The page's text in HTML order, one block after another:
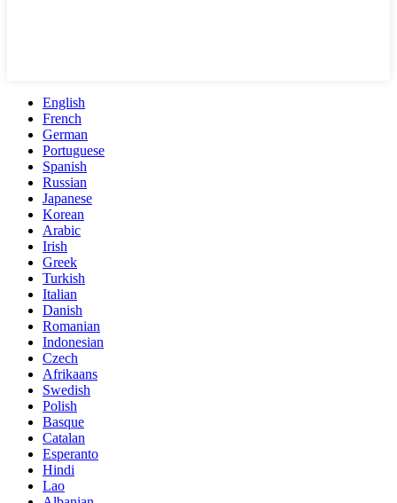
English
French
German
Portuguese
Spanish
Russian
Japanese
Korean
Arabic
Irish
Greek
Turkish
Italian
Danish
Romanian
Indonesian
Czech
Afrikaans
Swedish
Polish
Basque
Catalan
Esperanto
Hindi
Lao